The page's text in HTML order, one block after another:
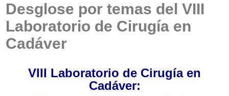
Desglose por temas del VIII
Laboratorio de Cirugía en
Cadáver
VIII Laboratorio de Cirugía en
Cadáver: